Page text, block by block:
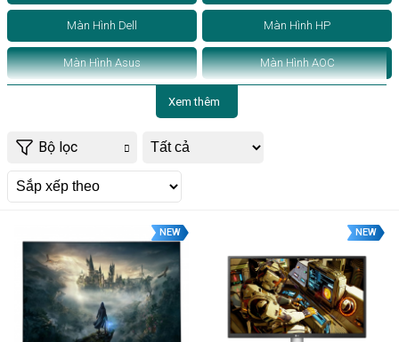
Màn Hình Dell Màn Hình HP
Màn Hình Asus Màn Hình AOC
Xem thêm
Bộ lọc
NEW NEW